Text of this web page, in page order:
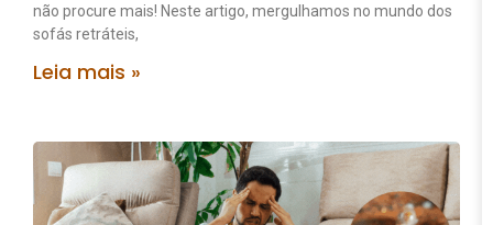
não procure mais! Neste artigo, mergulhamos no mundo dos
sofás retráteis,
Leia mais »